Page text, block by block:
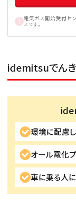
電気ガス開始受付セ
スです。
idemitsuでんき
環境に配慮
オール電化
車に乗る人